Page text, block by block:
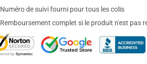
Numéro de suivi fourni pour tous les colis
Remboursement complet si le produit n'est pas